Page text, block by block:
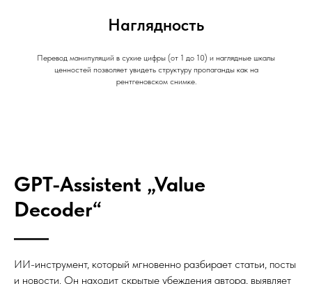
Наглядность
Перевод манипуляций в сухие цифры (от 1 до 10) и наглядные шкалы
ценностей позволяет увидеть структуру пропаганды как на
рентгеновском снимке.
GPT-Assistent „Value
Decoder“
ИИ-инструмент, который мгновенно разбирает статьи, посты
и новости. Он находит скрытые убеждения автора, выявляет